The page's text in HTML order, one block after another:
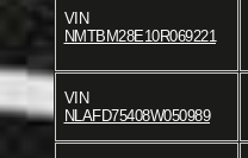
VIN
NMTBM28E10R069221
VIN
NLAFD75408W050989